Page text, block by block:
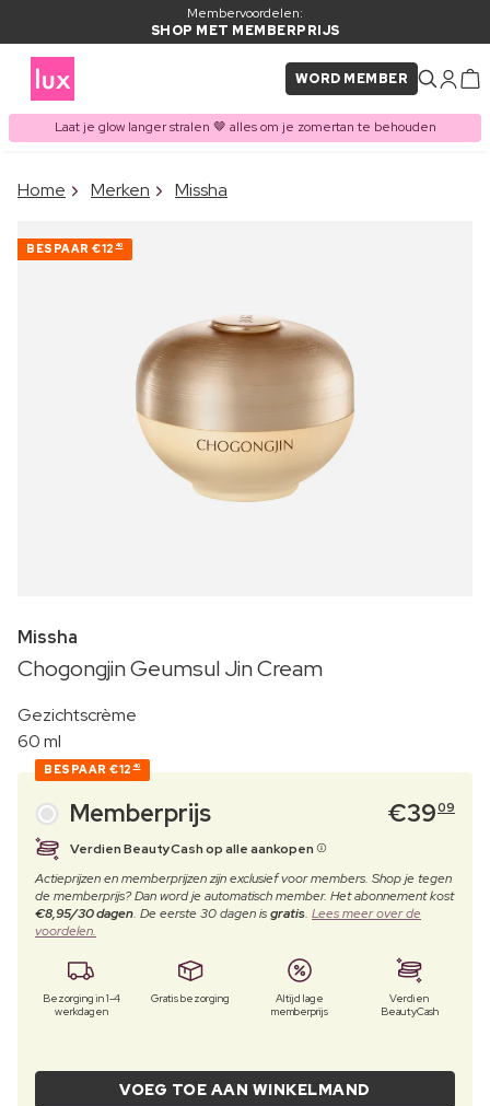
Membervoordelen:
SHOP MET MEMBERPRIJS
WORD MEMBER
Laat je glow langer stralen 🤎 alles om je zomertan te behouden
ITEM TOEGEVOEGD AAN
Home Merken Missha
BESPAAR €12 40
Missha
Chogongjin Geumsul Jin Cream
Gezichtscrème
60 ml
BESPAAR €12 40
Memberprijs €3909
Verdien BeautyCash op alle aankopen
Actieprijzen en memberprijzen zijn exclusief voor members. Shop je tegen
de memberprijs? Dan word je automatisch member. Het abonnement kost
€8,95/30 dagen. De eerste 30 dagen isgratis. Lees meer over de
voordelen.
Bezorging in 1-4
werkdagen
Gratis bezorging
Altijd lage
memberprijs
Verdien
BeautyCash
VOEG TOE AAN WINKELMAND